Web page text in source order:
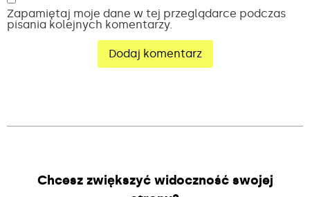
Zapamiętaj moje dane w tej przeglądarce podczas
pisania kolejnych komentarzy.
Chcesz zwiększyć widoczność swojej